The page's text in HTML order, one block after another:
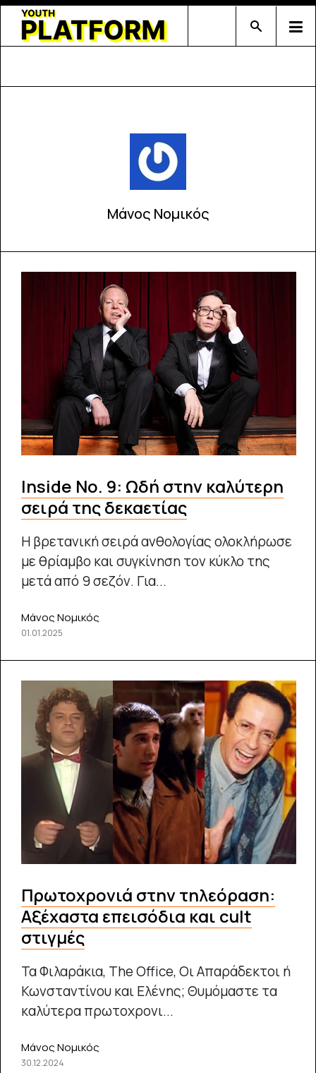
Type 2 or
Μάνος Νομικός
Inside No. 9: Ωδή στην καλύτερη
σειρά της δεκαετίας
Η βρετανική σειρά ανθολογίας ολοκλήρωσε
με θρίαμβο και συγκίνηση τον κύκλο της
μετά από 9 σεζόν. Για...
Μάνος Νομικός
01.01.2025
Πρωτοχρονιά στην τηλεόραση:
Αξέχαστα επεισόδια και cult
στιγμές
Τα Φιλαράκια, The Office, Οι Απαράδεκτοι ή
Κωνσταντίνου και Ελένης; Θυμόμαστε τα
καλύτερα πρωτοχρονι...
Μάνος Νομικός
30.12.2024